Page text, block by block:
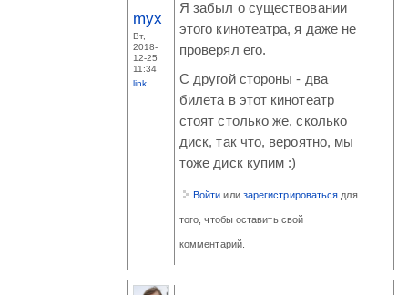
myx
Вт,
2018-
12-25
11:34
link
Я забыл о существовании
этого кинотеатра, я даже не
проверял его.
С другой стороны - два
билета в этот кинотеатр
стоят столько же, сколько
диск, так что, вероятно, мы
тоже диск купим :)
Войти или зарегистрироваться для
того, чтобы оставить свой
комментарий.